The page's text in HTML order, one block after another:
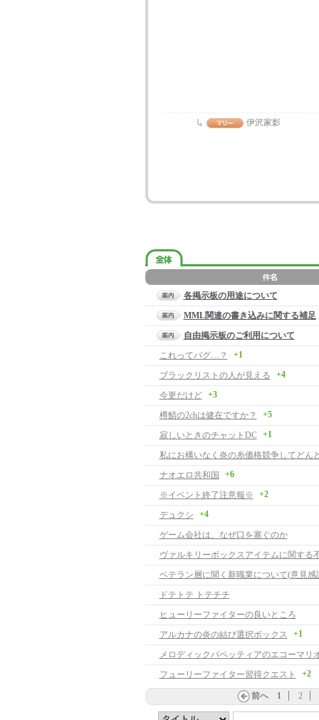
伊沢家影
各掲示板の用途について
MML関連の書き込みに関する補足
自由掲示板のご利用について
これってバグ…？
+1
ブラックリストの人が見える +4
今更だけど +3
樽鯖の2chは健在ですか？ +5
寂しいときのチャットDC +1
ナオエロ共和国 +6
※イベント終了注意報※ +2
デュクシ +4
ゲーム会社は、なぜ口を塞ぐのか
ヴァルキリーボックスアイテムに関する
ベテラン層に聞く新職業について(意見感
ドテトテ トテチチ
ヒューリーファイターの良いところ
アルカナの炎の結び選択ボックス
+1
フューリーファイター習得クエスト +2
前へ 1 2